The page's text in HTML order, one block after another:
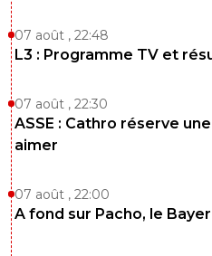
07 août , 22:48
L3 : Programme TV et
07 août , 22:30
ASSE : Cathro réserve
aimer
07 août , 22:00
A fond sur Pacho, le